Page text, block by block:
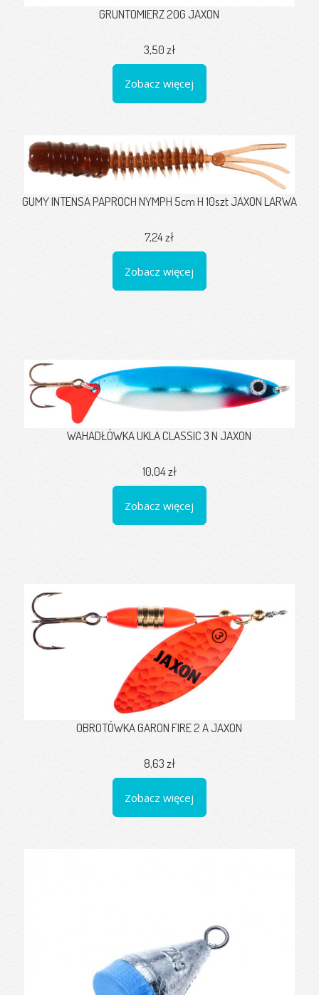
GRUNTOMIERZ 20G JAXON
3,50 zł
Zobacz więcej
GUMY INTENSA PAPROCH NYMPH 5cm H 10szt JAXON LARWA
7,24 zł
Zobacz więcej
WAHADŁÓWKA UKLA CLASSIC 3 N JAXON
10,04 zł
Zobacz więcej
OBROTÓWKA GARON FIRE 2 A JAXON
8,63 zł
Zobacz więcej